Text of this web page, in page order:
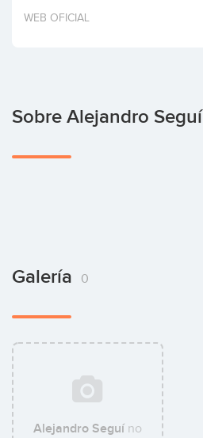
Invertir
WEB OFICIAL
Sobre Alejandro Seguí
Galería 0
Alejandro Seguí no